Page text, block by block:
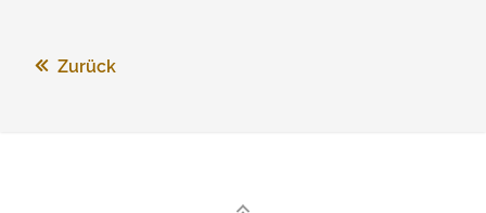
Zurück